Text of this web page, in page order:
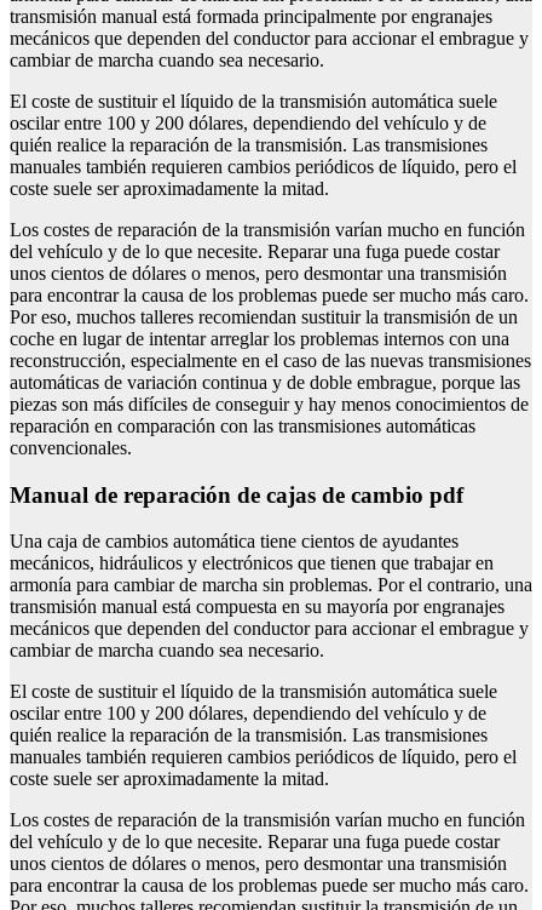
transmisión manual está formada principalmente por engranajes
mecánicos que dependen del conductor para accionar el embrague y
cambiar de marcha cuando sea necesario.
El coste de sustituir el líquido de la transmisión automática suele
oscilar entre 100 y 200 dólares, dependiendo del vehículo y de
quién realice la reparación de la transmisión. Las transmisiones
manuales también requieren cambios periódicos de líquido, pero el
coste suele ser aproximadamente la mitad.
Los costes de reparación de la transmisión varían mucho en función
del vehículo y de lo que necesite. Reparar una fuga puede costar
unos cientos de dólares o menos, pero desmontar una transmisión
para encontrar la causa de los problemas puede ser mucho más caro.
Por eso, muchos talleres recomiendan sustituir la transmisión de un
coche en lugar de intentar arreglar los problemas internos con una
reconstrucción, especialmente en el caso de las nuevas transmisiones
automáticas de variación continua y de doble embrague, porque las
piezas son más difíciles de conseguir y hay menos conocimientos de
reparación en comparación con las transmisiones automáticas
convencionales.
Manual de reparación de cajas de cambio pdf
Una caja de cambios automática tiene cientos de ayudantes
mecánicos, hidráulicos y electrónicos que tienen que trabajar en
armonía para cambiar de marcha sin problemas. Por el contrario, una
transmisión manual está compuesta en su mayoría por engranajes
mecánicos que dependen del conductor para accionar el embrague y
cambiar de marcha cuando sea necesario.
El coste de sustituir el líquido de la transmisión automática suele
oscilar entre 100 y 200 dólares, dependiendo del vehículo y de
quién realice la reparación de la transmisión. Las transmisiones
manuales también requieren cambios periódicos de líquido, pero el
coste suele ser aproximadamente la mitad.
Los costes de reparación de la transmisión varían mucho en función
del vehículo y de lo que necesite. Reparar una fuga puede costar
unos cientos de dólares o menos, pero desmontar una transmisión
para encontrar la causa de los problemas puede ser mucho más caro.